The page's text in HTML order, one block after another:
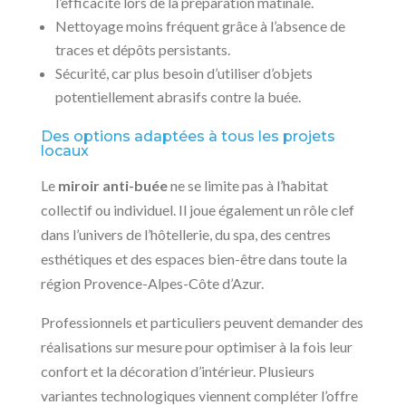
Nettoyage moins fréquent grâce à l’absence de
traces et dépôts persistants.
Sécurité, car plus besoin d’utiliser d’objets
potentiellement abrasifs contre la buée.
Des options adaptées à tous les projets
locaux
Le miroir anti-buéene se limite pas à l’habitat
collectif ou individuel. Il joue également un rôle clef
dans l’univers de l’hôtellerie, du spa, des centres
esthétiques et des espaces bien-être dans toute la
région Provence-Alpes-Côte d’Azur.
Professionnels et particuliers peuvent demander des
réalisations sur mesure pour optimiser à la fois leur
confort et la décoration d’intérieur. Plusieurs
variantes technologiques viennent compléter l’offre